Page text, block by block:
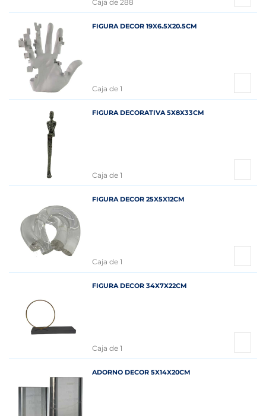
Caja de 288
FIGURA DECOR 19X6.5X20.5CM
Caja de 1
FIGURA DECORATIVA 5X8X33CM
Caja de 1
FIGURA DECOR 25X5X12CM
Caja de 1
FIGURA DECOR 34X7X22CM
Caja de 1
ADORNO DECOR 5X14X20CM